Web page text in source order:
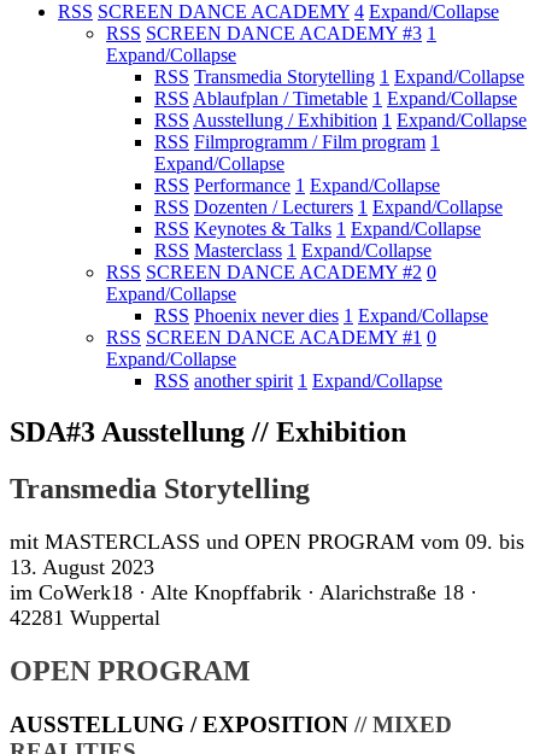
RSS SCREEN DANCE ACADEMY 4 Expand/Collapse
RSS SCREEN DANCE ACADEMY #3 1
Expand/Collapse
RSS Transmedia Storytelling 1 Expand/Collapse
RSS Ablaufplan / Timetable 1 Expand/Collapse
RSS Ausstellung / Exhibition 1 Expand/Collapse
RSS Filmprogramm / Film program 1
Expand/Collapse
RSS Performance 1 Expand/Collapse
RSS Dozenten / Lecturers 1 Expand/Collapse
RSS Keynotes & Talks 1 Expand/Collapse
RSS Masterclass 1 Expand/Collapse
RSS SCREEN DANCE ACADEMY #2 0
Expand/Collapse
RSS Phoenix never dies 1 Expand/Collapse
RSS SCREEN DANCE ACADEMY #1 0
Expand/Collapse
RSS another spirit 1 Expand/Collapse
SDA#3 Ausstellung // Exhibition
Transmedia Storytelling
mit MASTERCLASS und OPEN PROGRAM vom 09. bis
13. August 2023
im CoWerk18 · Alte Knopffabrik · Alarichstraße 18 ·
42281 Wuppertal
OPEN PROGRAM
AUSSTELLUNG / EXPOSITION // MIXED